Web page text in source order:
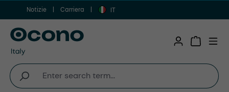
Vai al contenuto principale
Notizie Carriera IT